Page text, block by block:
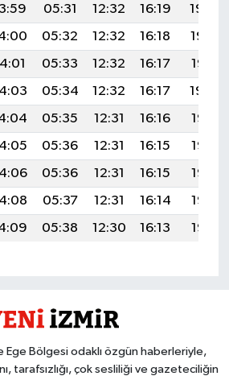
05:31 12:32 16:19
19:24
05:32 12:32 16:18
19:22
05:33 12:32 16:17
19:21
05:34 12:32 16:17
19:20
05:35 12:31 16:16
19:18
05:36 12:31 16:15
19:17
05:36 12:31 16:15
19:15
05:37 12:31 16:14
19:14
05:38 12:30 16:13 19:13
Ege Bölgesi odaklı özgün haberleriyle,
tarafsızlığı, çok sesliliği ve gazeteciliğin